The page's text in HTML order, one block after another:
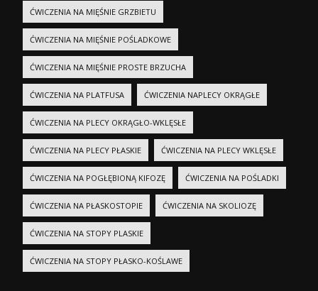
ĆWICZENIA NA MIĘŚNIE GRZBIETU
ĆWICZENIA NA MIĘŚNIE POŚLADKOWE
ĆWICZENIA NA MIĘŚNIE PROSTE BRZUCHA
ĆWICZENIA NA PLATFUSA ĆWICZENIA NAPLECY OKRĄGŁE
ĆWICZENIA NA PLECY OKRĄGŁO-WKLĘSŁE
ĆWICZENIA NA PLECY PŁASKIE ĆWICZENIA NA PLECY WKLĘSŁE
ĆWICZENIA NA POGŁĘBIONĄ KIFOZĘ ĆWICZENIA NA POŚLADKI
ĆWICZENIA NA PŁASKOSTOPIE ĆWICZENIA NA SKOLIOZĘ
ĆWICZENIA NA STOPY PLASKIE
ĆWICZENIA NA STOPY PŁASKO-KOŚLAWE